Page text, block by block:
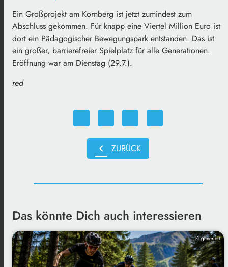
Ein Großprojekt am Kornberg ist jetzt zumindest zum
Abschluss gekommen. Für knapp eine Viertel Million Euro ist
dort ein Pädagogischer Bewegungspark entstanden. Das ist
ein großer, barrierefreier Spielplatz für alle Generationen.
Eröffnung war am Dienstag (29.7.).
red
chevron_left ZURÜCK
Das könnte Dich auch interessieren
KI generiert